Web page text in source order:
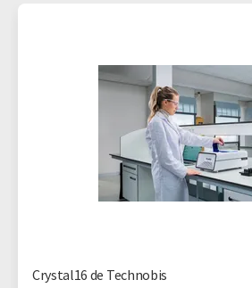
Crystal16 de Technobis